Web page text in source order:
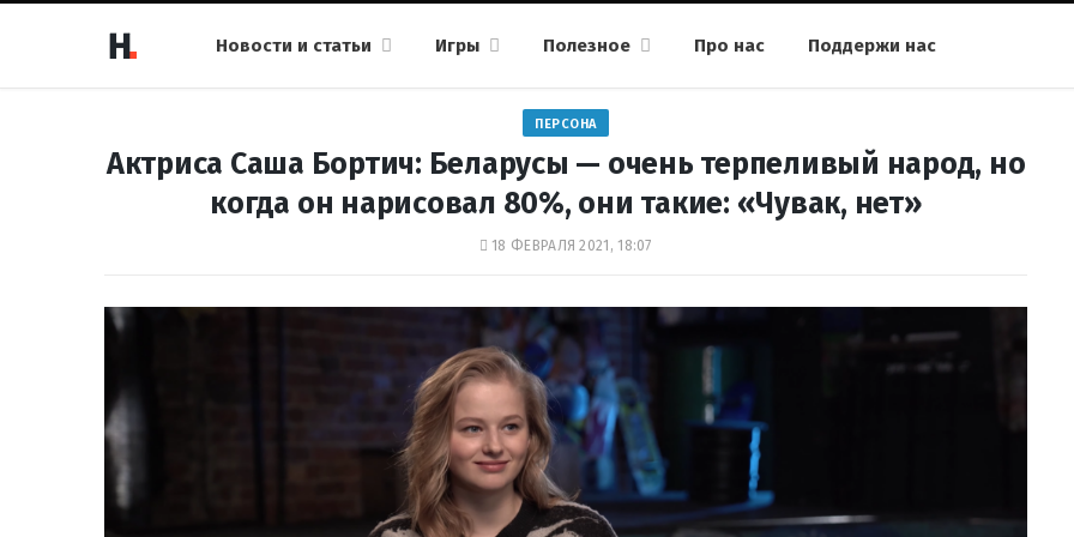
Новости и статьи Игры Полезное Про нас Поддержи нас
ПЕРСОНА
Актриса Саша Бортич: Беларусы — очень терпеливый народ, но
когда он нарисовал 80%, они такие: «Чувак, нет»
18 ФЕВРАЛЯ 2021, 18:07